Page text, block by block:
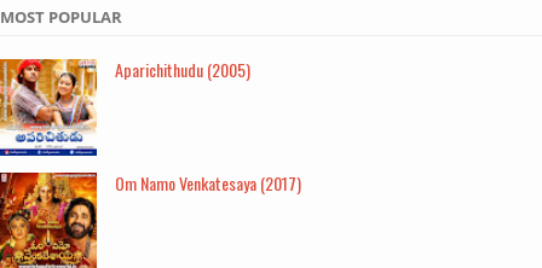
MOST POPULAR
Aparichithudu (2005)
Om Namo Venkatesaya (2017)